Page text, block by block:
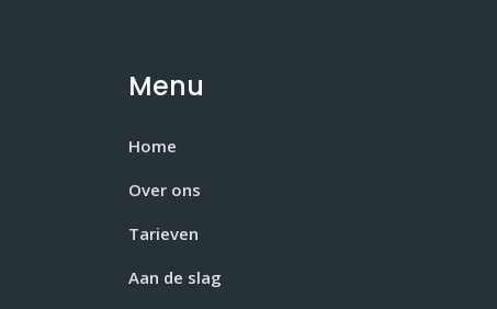
Menu
Home
Over ons
Tarieven
Aan de slag